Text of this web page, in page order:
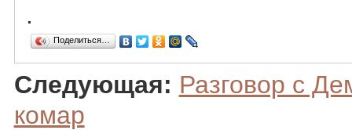
.
Поделиться…
Следующая: Разговор с
комар